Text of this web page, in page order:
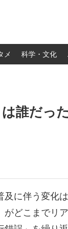
メ 科学・文化
誰だっ
に伴う変化
どこまでリ